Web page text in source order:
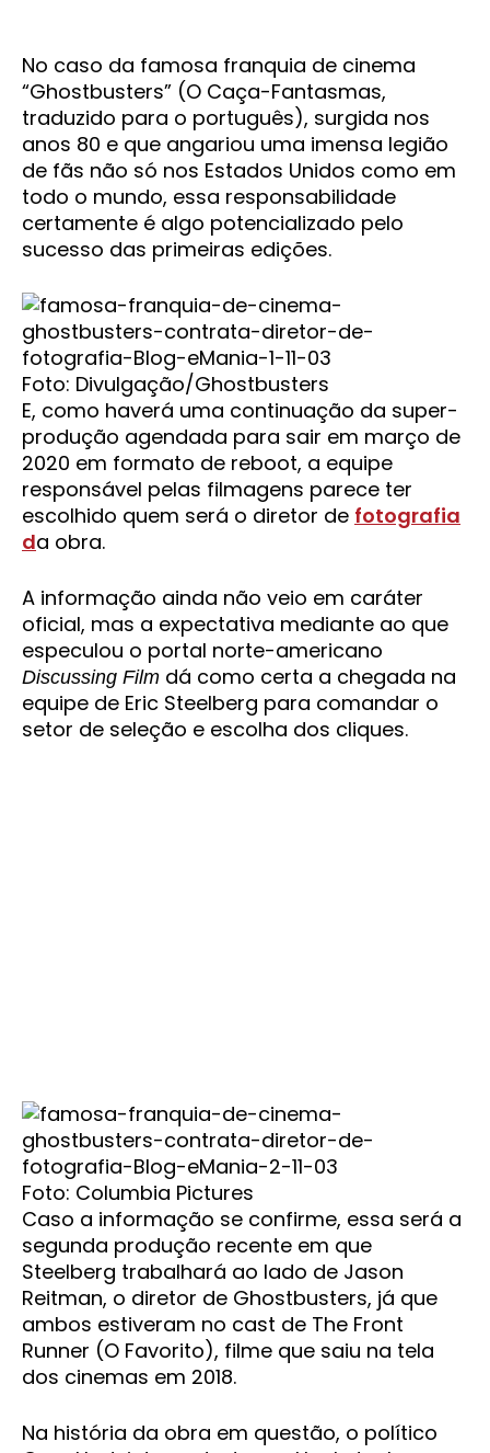
No caso da famosa franquia de cinema
“Ghostbusters” (O Caça-Fantasmas,
traduzido para o português), surgida nos
anos 80 e que angariou uma imensa legião
de fãs não só nos Estados Unidos como em
todo o mundo, essa responsabilidade
certamente é algo potencializado pelo
sucesso das primeiras edições.
Foto: Divulgação/Ghostbusters
E, como haverá uma continuação da super-
produção agendada para sair em março de
2020 em formato de reboot, a equipe
responsável pelas filmagens parece ter
escolhido quem será o diretor de fotografia
da obra.
A informação ainda não veio em caráter
oficial, mas a expectativa mediante ao que
especulou o portal norte-americano
Discussing Film dá como certa a chegada na
equipe de Eric Steelberg para comandar o
setor de seleção e escolha dos cliques.
Foto: Columbia Pictures
Caso a informação se confirme, essa será a
segunda produção recente em que
Steelberg trabalhará ao lado de Jason
Reitman, o diretor de Ghostbusters, já que
ambos estiveram no cast de The Front
Runner (O Favorito), filme que saiu na tela
dos cinemas em 2018.
Na história da obra em questão, o político